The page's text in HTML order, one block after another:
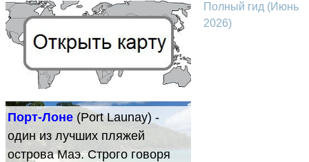
Полный гид (Июнь
2026)
Порт-Лоне(Port Launay) -
один из лучших пляжей
острова Маэ. Строго говоря